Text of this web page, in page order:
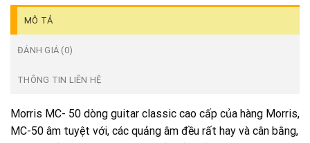
MÔ TẢ
ĐÁNH GIÁ (0)
THÔNG TIN LIÊN HỆ
Morris MC- 50 dòng guitar classic cao cấp của hàng Morris,
MC-50 âm tuyệt với, các quảng âm đều rất hay và cân bằng,